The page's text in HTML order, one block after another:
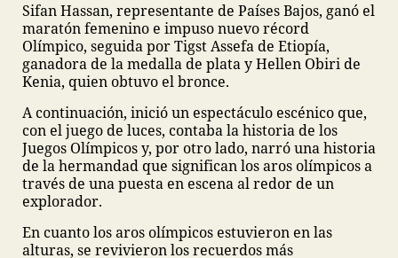
Sifan Hassan, representante de Países Bajos, ganó el
maratón femenino e impuso nuevo récord
Olímpico, seguida por Tigst Assefa de Etiopía,
ganadora de la medalla de plata y Hellen Obiri de
Kenia, quien obtuvo el bronce.
A continuación, inició un espectáculo escénico que,
con el juego de luces, contaba la historia de los
Juegos Olímpicos y, por otro lado, narró una historia
de la hermandad que significan los aros olímpicos a
través de una puesta en escena al redor de un
explorador.
En cuanto los aros olímpicos estuvieron en las
alturas, se revivieron los recuerdos más